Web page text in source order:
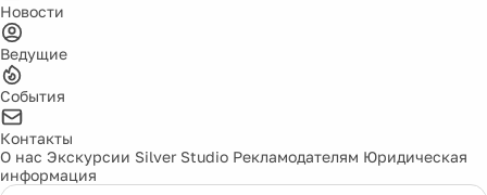
Новости
Ведущие
События
Контакты
О нас Экскурсии Silver Studio Рекламодателям Юридическая
информация